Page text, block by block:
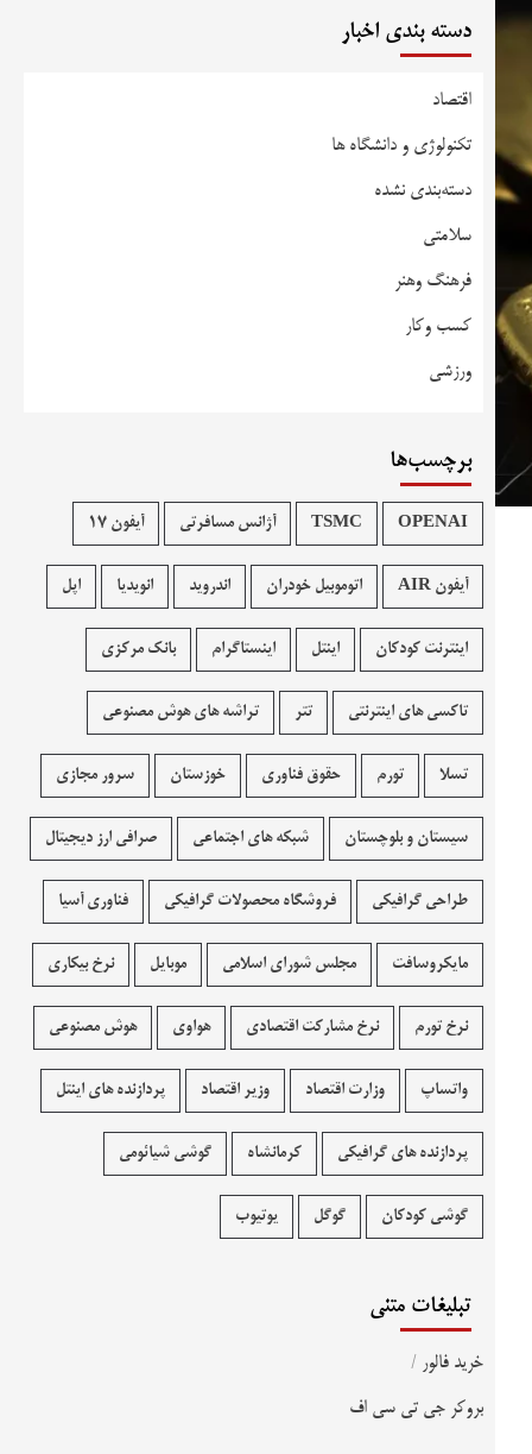
دسته بندی اخبار
اقتصاد
تکنولوژی و دانشگاه ها
دسته‌بندی نشده
سلامتی
فرهنگ وهنر
کسب وکار
ورزشی
برچسب‌ها
OPENAI
TSMC آژانس مسافرتی آیفون 17
آیفون AIR اتوموبیل خودران اندروید انویدیا اپل
اینترنت کودکان اینتل اینستاگرام بانک مرکزی
تاکسی های اینترنتی تتر تراشه های هوش مصنوعی
تسلا تورم حقوق فناوری خوزستان سرور مجازی
سیستان و بلوچستان شبکه های اجتماعی صرافی ارز دیجیتال
طراحی گرافیکی فروشگاه محصولات گرافيکی فناوری آسیا
مایکروسافت مجلس شورای اسلامی موبایل نرخ بیکاری
نرخ تورم نرخ مشارکت اقتصادی هواوی هوش مصنوعی
واتساپ وزارت اقتصاد وزیر اقتصاد پردازنده های اینتل
پردازنده های گرافیکی کرمانشاه گوشی شیائومی
گوشی کودکان گوگل یوتیوب
تبلیغات متنی
خرید فالور /
بروکر جی تی سی اف